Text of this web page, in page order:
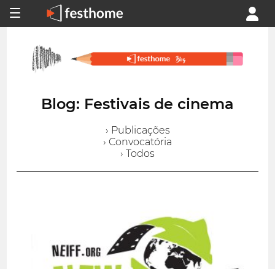
Blog: Festivais de cinema
› Publicações
› Convocatória
› Todos